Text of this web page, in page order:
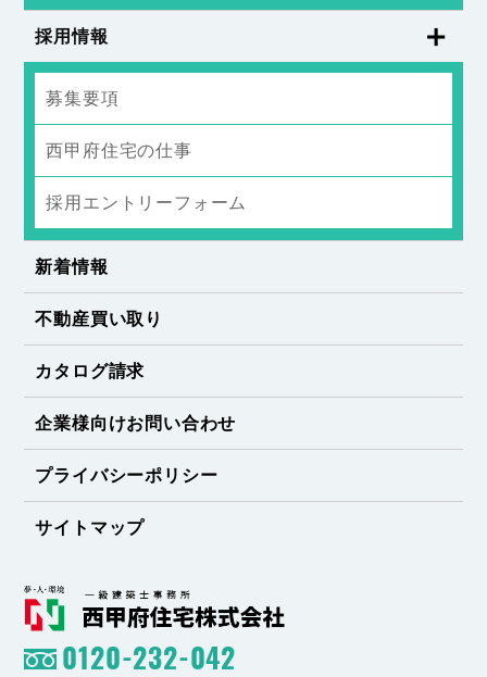
採用情報
募集要項
西甲府住宅の仕事
採用エントリーフォーム
新着情報
不動産買い取り
カタログ請求
企業様向けお問い合わせ
プライバシーポリシー
サイトマップ
0120-232-042